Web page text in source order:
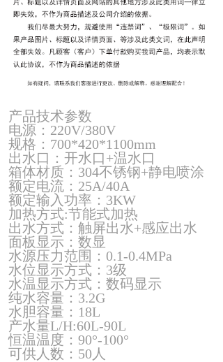
产品技术参数
电源：220V/380V
规格：700*420*1100mm
出水口：开水口+温水口
箱体材质：304不锈钢+静电喷涂
额定电流：25A/40A
额定输入功率：3KW
加热方式:节能式加热
出水方式：触屏出水+感应出水
面板显示：数显
水源压力范围：0.1-0.4MPa
水位显示方式：3级
水温显示方式：数码显示
纯水容量：3.2G
水胆容量：18L
产水量L/H:60L-90L
恒温温度：90°-100°
可供人数：50人